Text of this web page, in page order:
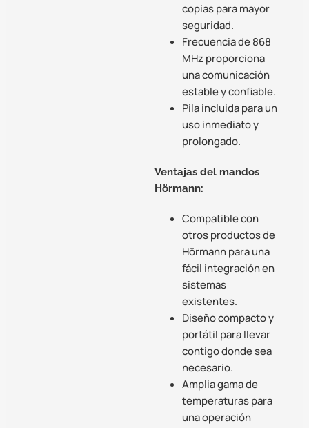
copias para mayor
seguridad.
Frecuencia de 868
MHz proporciona
una comunicación
estable y confiable.
Pila incluida para un
uso inmediato y
prolongado.
Ventajas del mandos
Hörmann:
Compatible con
otros productos de
Hörmann para una
fácil integración en
sistemas
existentes.
Diseño compacto y
portátil para llevar
contigo donde sea
necesario.
Amplia gama de
temperaturas para
una operación